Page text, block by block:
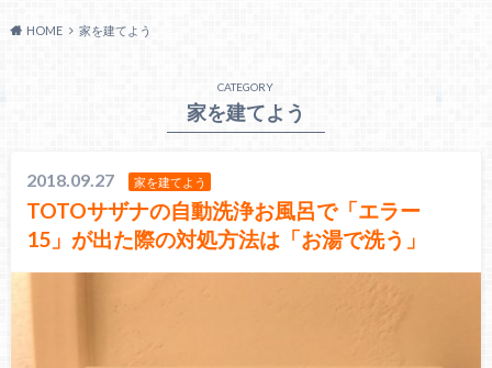
HOME 家を建てよう
CATEGORY
家を建てよう
2018.09.27 家を建てよう
TOTOサザナの自動洗浄お風呂で「エラー
15」が出た際の対処方法は「お湯で洗う」